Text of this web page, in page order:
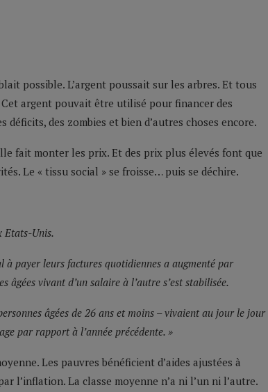
possible. L’argent poussait sur les arbres. Et tous
argent pouvait être utilisé pour financer des
des zombies et bien d’autres choses encore.
fait monter les prix. Et des prix plus élevés font que
Le « tissu social » se froisse… puis se déchire.
Etats-Unis.
payer leurs factures quotidiennes a augmenté par
âgées vivant d’un salaire à l’autre s’est stabilisée.
âgées de 26 ans et moins – vivaient au jour le jour
par rapport à l’année précédente. »
Les pauvres bénéficient d’aides ajustées à
l’inflation. La classe moyenne n’a ni l’un ni l’autre.